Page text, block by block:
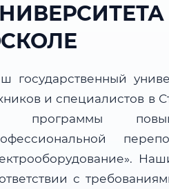
государственный
и специалистов в
программы
с